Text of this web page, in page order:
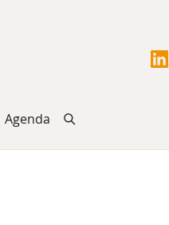
Agenda